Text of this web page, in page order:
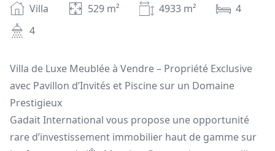
Villa 529 m² 4933 m²
4
4
Villa de Luxe Meublée à Vendre – Propriété Exclusive
avec Pavillon d’Invités et Piscine sur un Domaine
Prestigieux
Gadait International vous propose une opportunité
rare d’investissement immobilier haut de gamme sur